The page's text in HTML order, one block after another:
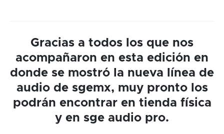
Gracias a todos los que nos
acompañaron en esta edición en
donde se mostró la nueva línea de
audio de sgemx, muy pronto los
podrán encontrar en tienda física
y en sge audio pro.